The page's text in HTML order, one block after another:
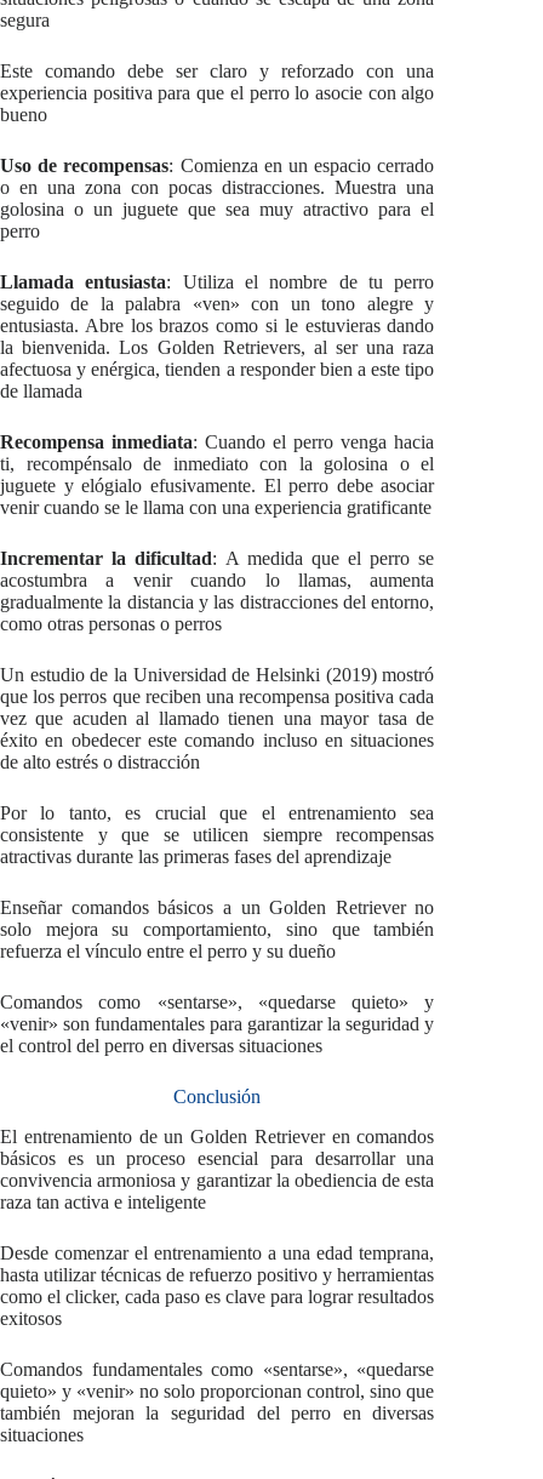
segura
Este comando debe ser claro y reforzado con una
experiencia positiva para que el perro lo asocie con algo
bueno
Uso de recompensas: Comienza en un espacio cerrado
o en una zona con pocas distracciones. Muestra una
golosina o un juguete que sea muy atractivo para el
perro
Llamada entusiasta: Utiliza el nombre de tu perro
seguido de la palabra «ven» con un tono alegre y
entusiasta. Abre los brazos como si le estuvieras dando
la bienvenida. Los Golden Retrievers, al ser una raza
afectuosa y enérgica, tienden a responder bien a este tipo
de llamada
Recompensa inmediata: Cuando el perro venga hacia
ti, recompénsalo de inmediato con la golosina o el
juguete y elógialo efusivamente. El perro debe asociar
venir cuando se le llama con una experiencia gratificante
Incrementar la dificultad: A medida que el perro se
acostumbra a venir cuando lo llamas, aumenta
gradualmente la distancia y las distracciones del entorno,
como otras personas o perros
Un estudio de la Universidad de Helsinki (2019) mostró
que los perros que reciben una recompensa positiva cada
vez que acuden al llamado tienen una mayor tasa de
éxito en obedecer este comando incluso en situaciones
de alto estrés o distracción
Por lo tanto, es crucial que el entrenamiento sea
consistente y que se utilicen siempre recompensas
atractivas durante las primeras fases del aprendizaje
Enseñar comandos básicos a un Golden Retriever no
solo mejora su comportamiento, sino que también
refuerza el vínculo entre el perro y su dueño
Comandos como «sentarse», «quedarse quieto» y
«venir» son fundamentales para garantizar la seguridad y
el control del perro en diversas situaciones
Conclusión
El entrenamiento de un Golden Retriever en comandos
básicos es un proceso esencial para desarrollar una
convivencia armoniosa y garantizar la obediencia de esta
raza tan activa e inteligente
Desde comenzar el entrenamiento a una edad temprana,
hasta utilizar técnicas de refuerzo positivo y herramientas
como el clicker, cada paso es clave para lograr resultados
exitosos
Comandos fundamentales como «sentarse», «quedarse
quieto» y «venir» no solo proporcionan control, sino que
también mejoran la seguridad del perro en diversas
situaciones